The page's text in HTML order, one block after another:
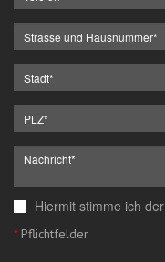
Hiermit stimme ich der
*Pflichtfelder